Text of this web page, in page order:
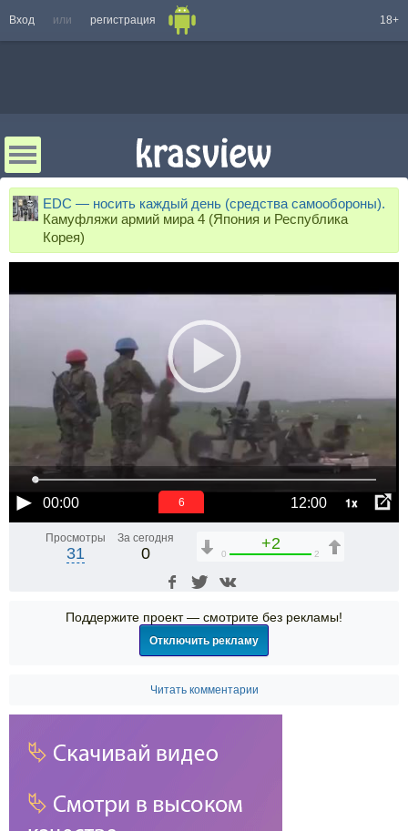
Вход или регистрация 18+
EDC — носить каждый день (средства самообороны).
Камуфляжи армий мира 4 (Япония и Республика
Корея)
00:00 12:00 1x
6
Просмотры
31
За сегодня
0
+2
0 2
Поддержите проект — смотрите без рекламы!
Отключить рекламу
Читать комментарии